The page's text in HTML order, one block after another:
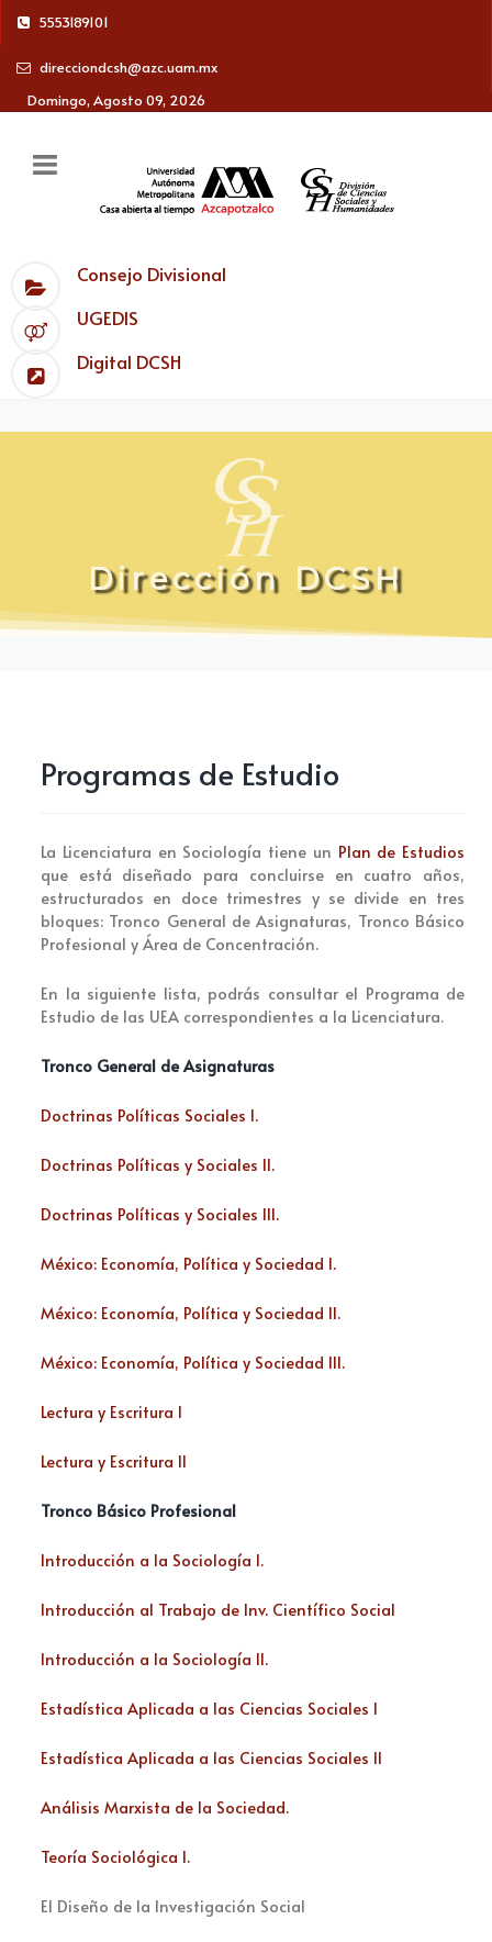
5553189101
direcciondcsh@azc.uam.mx
Domingo, Agosto 09, 2026
Consejo Divisional
UGEDIS
Digital DCSH
Dirección DCSH
Dirección DCSH
Programas de Estudio
La Licenciatura en Sociología tiene un Plan de Estudios
que está diseñado para concluirse en cuatro años,
estructurados en doce trimestres y se divide en tres
bloques: Tronco General de Asignaturas, Tronco Básico
Profesional y Área de Concentración.
En la siguiente lista, podrás consultar el Programa de
Estudio de las UEA correspondientes a la Licenciatura.
Tronco General de Asignaturas
Doctrinas Políticas Sociales I.
Doctrinas Políticas y Sociales II.
Doctrinas Políticas y Sociales III.
México: Economía, Política y Sociedad I.
México: Economía, Política y Sociedad II.
México: Economía, Política y Sociedad III.
Lectura y Escritura I
Lectura y Escritura II
Tronco Básico Profesional
Introducción a la Sociología I.
Introducción al Trabajo de Inv. Científico Social
Introducción a la Sociología II.
Estadística Aplicada a las Ciencias Sociales I
Estadística Aplicada a las Ciencias Sociales II
Análisis Marxista de la Sociedad.
Teoría Sociológica I.
El Diseño de la Investigación Social